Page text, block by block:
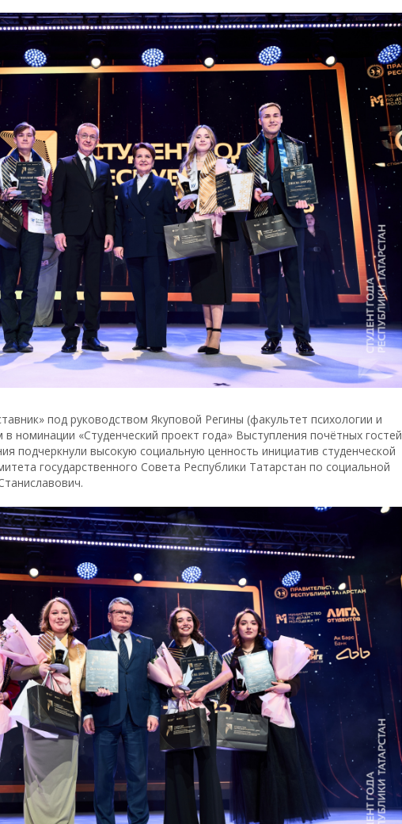
под руководством Якуповой Регины (факультет психологии и
номинации «Студенческий проект года» Выступления почётных гостей
подчеркнули высокую социальную ценность инициатив студенческой
государственного Совета Республики Татарстан по социальной